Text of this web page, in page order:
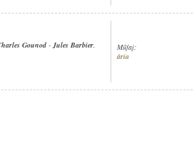
Gounod -Jules Barbier,
Műfaj:
ária